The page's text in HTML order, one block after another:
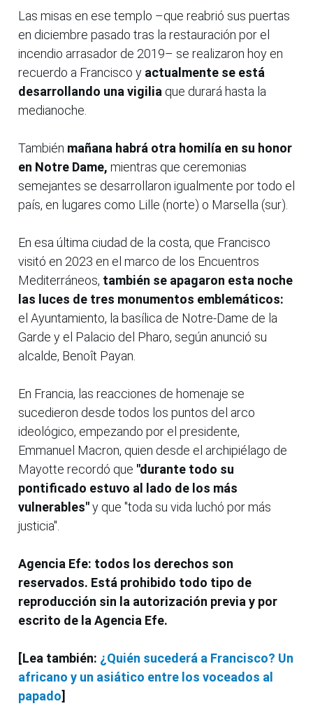
Las misas en ese templo –que reabrió sus puertas
en diciembre pasado tras la restauración por el
incendio arrasador de 2019– se realizaron hoy en
recuerdo a Francisco y actualmente se está
desarrollando una vigilia que durará hasta la
medianoche.
También mañana habrá otra homilía en su honor
en Notre Dame, mientras que ceremonias
semejantes se desarrollaron igualmente por todo el
país, en lugares como Lille (norte) o Marsella (sur).
En esa última ciudad de la costa, que Francisco
visitó en 2023 en el marco de los Encuentros
Mediterráneos, también se apagaron esta noche
las luces de tres monumentos emblemáticos:
el Ayuntamiento, la basílica de Notre-Dame de la
Garde y el Palacio del Pharo, según anunció su
alcalde, Benoît Payan.
En Francia, las reacciones de homenaje se
sucedieron desde todos los puntos del arco
ideológico, empezando por el presidente,
Emmanuel Macron, quien desde el archipiélago de
Mayotte recordó que "durante todo su
pontificado estuvo al lado de los más
vulnerables"y que "toda su vida luchó por más
justicia".
Agencia Efe: todos los derechos son
reservados. Está prohibido todo tipo de
reproducción sin la autorización previa y por
escrito de la Agencia Efe.
[Lea también: ¿Quién sucederá a Francisco? Un
africano y un asiático entre los voceados al
papado]